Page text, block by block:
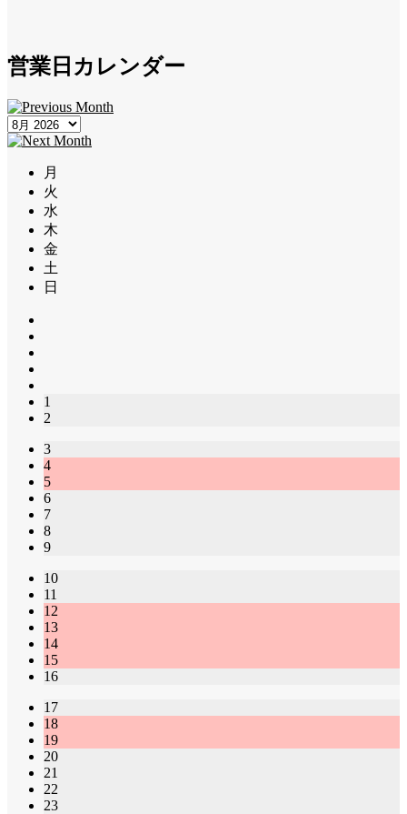
営業日カレンダー
月
火
水
木
金
土
日
1
2
3
4
5
6
7
8
9
10
11
12
13
14
15
16
17
18
19
20
21
22
23